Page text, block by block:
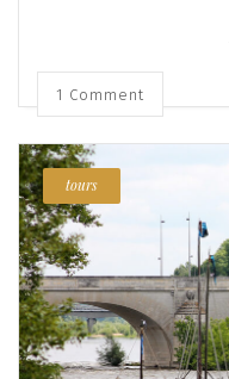
1 Comment
tours